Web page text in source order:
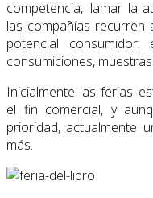
competencia, llamar la
las compañías recurren
potencial
consumiciones,
Inicialmente las ferias
el fin comercial, y
prioridad, actualmente
más.